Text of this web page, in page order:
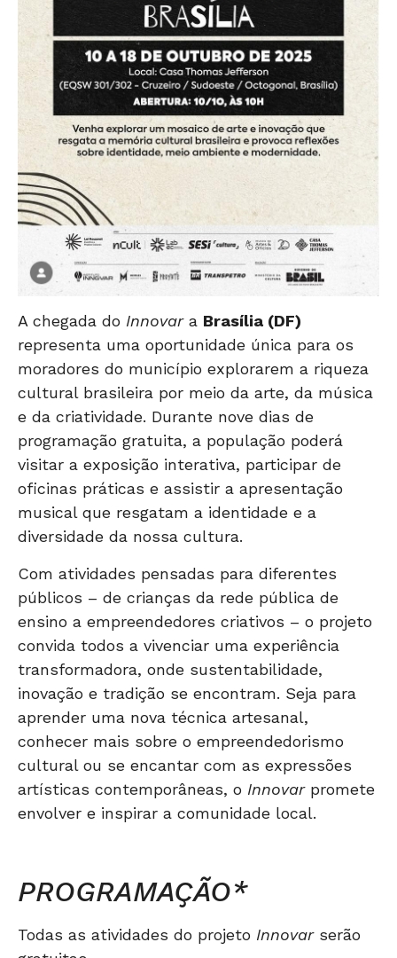
A chegada do Innovara Brasília (DF)
representa uma oportunidade única para os
moradores do município explorarem a riqueza
cultural brasileira por meio da arte, da música
e da criatividade. Durante nove dias de
programação gratuita, a população poderá
visitar a exposição interativa, participar de
oficinas práticas e assistir a apresentação
musical que resgatam a identidade e a
diversidade da nossa cultura.
Com atividades pensadas para diferentes
públicos – de crianças da rede pública de
ensino a empreendedores criativos – o projeto
convida todos a vivenciar uma experiência
transformadora, onde sustentabilidade,
inovação e tradição se encontram. Seja para
aprender uma nova técnica artesanal,
conhecer mais sobre o empreendedorismo
cultural ou se encantar com as expressões
artísticas contemporâneas, o Innovarpromete
envolver e inspirar a comunidade local.
PROGRAMAÇÃO*
Todas as atividades do projeto Innovarserão